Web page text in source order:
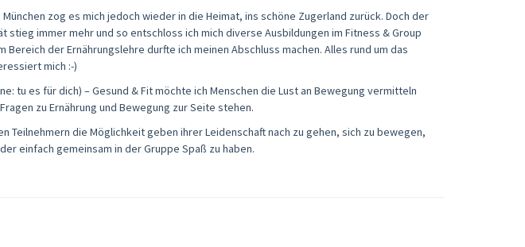
München zog es mich jedoch wieder in die Heimat, ins schöne Zugerland zurück. Doch der
stieg immer mehr und so entschloss ich mich diverse Ausbildungen im Fitness & Group
Bereich der Ernährungslehre durfte ich meinen Abschluss machen. Alles rund um das
mich :-)
tu es für dich) – Gesund & Fit möchte ich Menschen die Lust an Bewegung vermitteln
zu Ernährung und Bewegung zur Seite stehen.
Teilnehmern die Möglichkeit geben ihrer Leidenschaft nach zu gehen, sich zu bewegen,
einfach gemeinsam in der Gruppe Spaß zu haben.